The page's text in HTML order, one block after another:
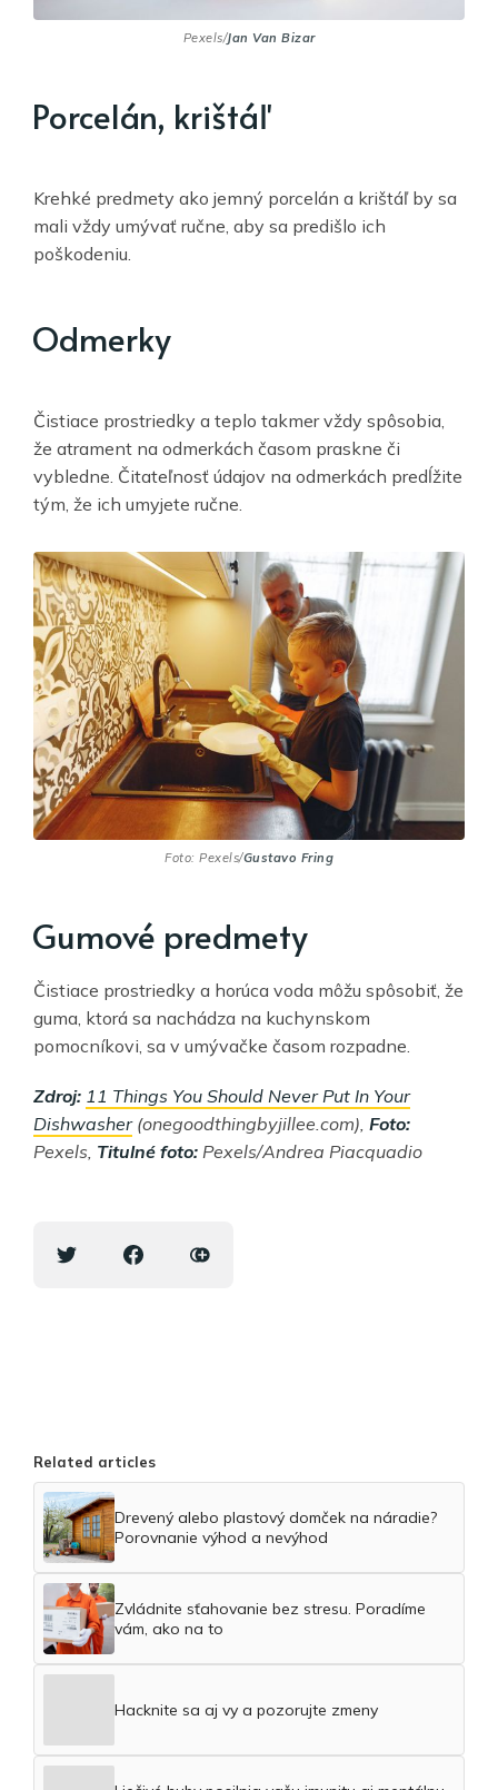
Pexels/Jan Van Bizar
Porcelán, krištáľ
Krehké predmety ako jemný porcelán a krištáľ by sa
mali vždy umývať ručne, aby sa predišlo ich
poškodeniu.
Odmerky
Čistiace prostriedky a teplo takmer vždy spôsobia,
že atrament na odmerkách časom praskne či
vybledne. Čitateľnosť údajov na odmerkách predĺžite
tým, že ich umyjete ručne.
Foto: Pexels/Gustavo Fring
Gumové predmety
Čistiace prostriedky a horúca voda môžu spôsobiť, že
guma, ktorá sa nachádza na kuchynskom
pomocníkovi, sa v umývačke časom rozpadne.
Zdroj: 11 Things You Should Never Put In Your
Dishwasher(onegoodthingbyjillee.com), Foto:
Pexels, Titulné foto: Pexels/Andrea Piacquadio
Related articles
Drevený alebo plastový domček na náradie?
Porovnanie výhod a nevýhod
Zvládnite sťahovanie bez stresu. Poradíme
vám, ako na to
Hacknite sa aj vy a pozorujte zmeny